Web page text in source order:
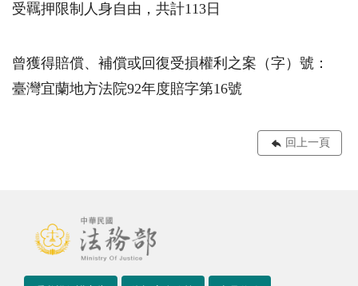
受羈押限制人身自由，共計113日
曾獲得賠償、補償或回復受損權利之案（字）號：
臺灣宜蘭地方法院92年度賠字第16號
回上一頁